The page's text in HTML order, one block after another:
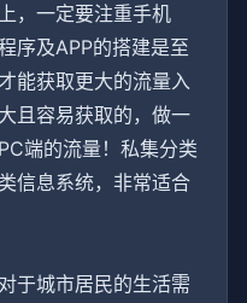
，一定要注重手机
序及APP的搭建是至
能获取更大的流量入
且容易获取的，做一
端的流量！私集分类
信息系统，非常适合
于城市居民的生活需